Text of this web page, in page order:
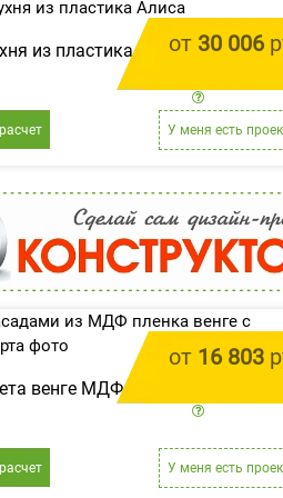
от 30 006
из пластика «Алиса»
У меня есть
от 16 803
цена за 1
венге МДФ пленка «Марта»
У меня есть